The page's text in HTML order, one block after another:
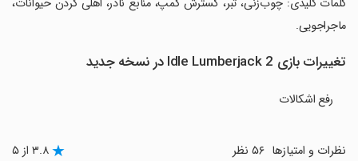
ماجراجویی.
تغییرات بازی Idle Lumberjack 2 در نسخه جدید
رفع اشکالات
نظرات و امتیازها ۳.۸ از ۵